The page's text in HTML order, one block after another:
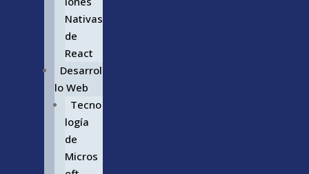
Nativas
de
React
Desarrol
lo Web
Tecno
logía
de
Micros